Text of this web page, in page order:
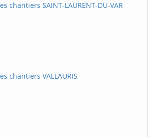
chantiers SAINT-LAURENT-DU-VAR
chantiers VALLAURIS